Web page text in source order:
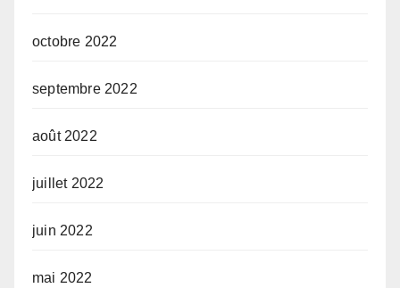
octobre 2022
septembre 2022
août 2022
juillet 2022
juin 2022
mai 2022